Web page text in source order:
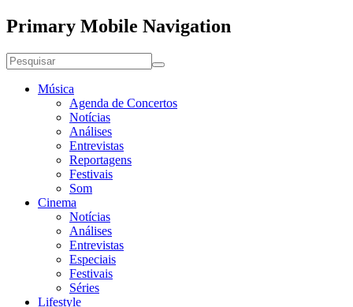
Primary Mobile Navigation
Música
Agenda de Concertos
Notícias
Análises
Entrevistas
Reportagens
Festivais
Som
Cinema
Notícias
Análises
Entrevistas
Especiais
Festivais
Séries
Lifestyle